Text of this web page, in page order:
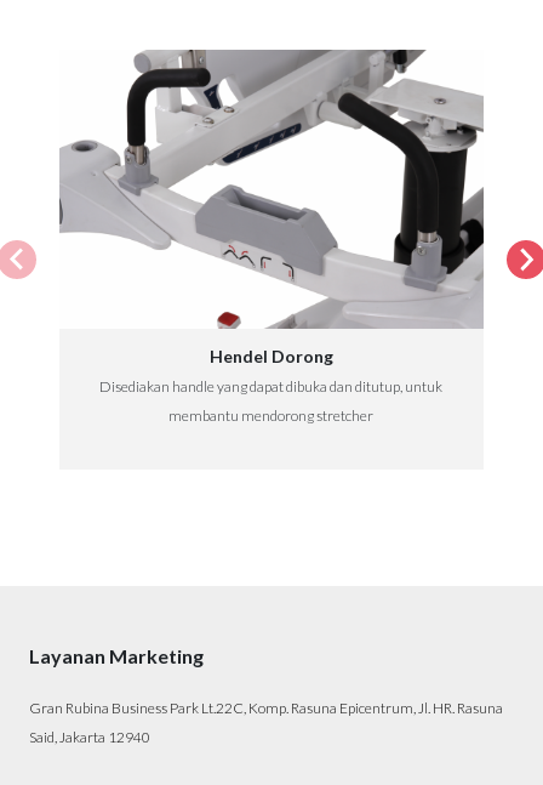
Hendel Dorong
Disediakan handle yang dapat dibuka dan ditutup, untuk
membantu mendorong stretcher
Layanan Marketing
Gran Rubina Business Park Lt.22C, Komp. Rasuna Epicentrum, Jl. HR. Rasuna
Said, Jakarta 12940